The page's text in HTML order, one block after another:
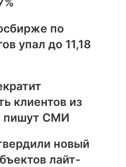
по
упал до 11,18
клиентов из
пишут СМИ
новый
лайт-